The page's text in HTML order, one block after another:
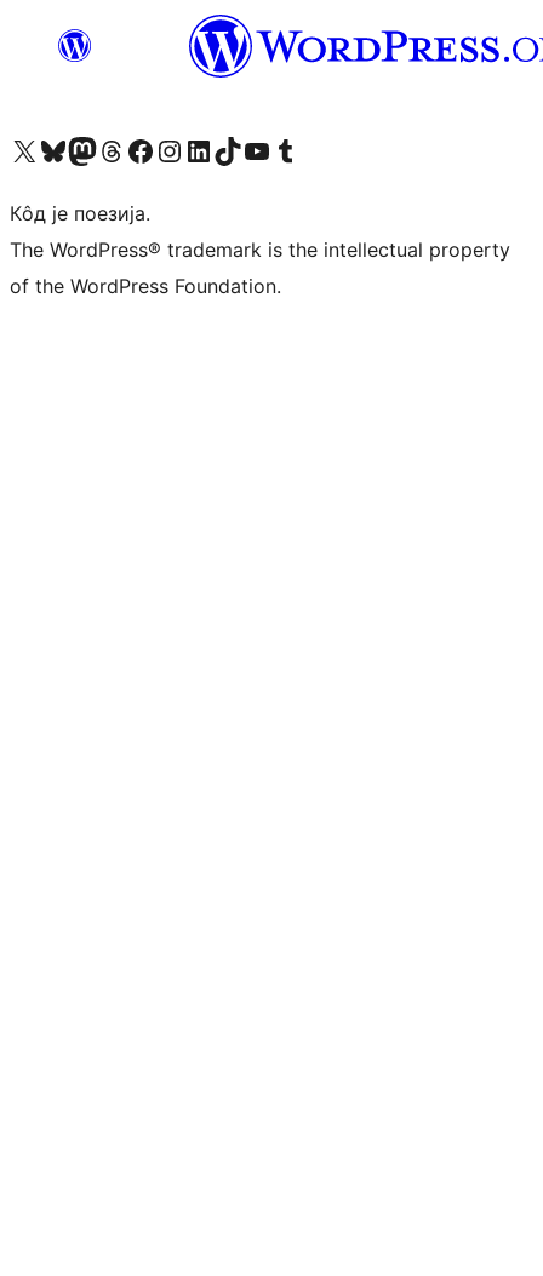
Visit our X (formerly Twitter) account
Посетите наш Bluesky налог
Visit our Mastodon account
Посетите наш налог на Threads-у Visit our Facebook page
Посетите наш Инстаграм налог
Visit our LinkedIn account
Посетите наш TikTok налог
Visit our YouTube channel
Посетите наш Tumblr налог
Кôд је поезија.
The WordPress® trademark is the intellectual property
of the WordPress Foundation.